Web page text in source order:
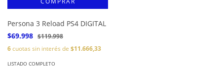
Persona 3 Reload PS4 DIGITAL
$69.998 $119.998
6cuotas sin interés de $11.666,33
LISTADO COMPLETO